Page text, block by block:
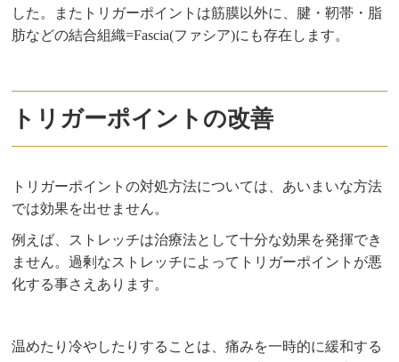
した。またトリガーポイントは筋膜以外に、腱・靭帯・脂
肪などの結合組織=Fascia(ファシア)にも存在します。
トリガーポイントの改善
トリガーポイントの対処方法については、あいまいな方法
では効果を出せません。
例えば、ストレッチは治療法として十分な効果を発揮でき
ません。過剰なストレッチによってトリガーポイントが悪
化する事さえあります。
温めたり冷やしたりすることは、痛みを一時的に緩和する